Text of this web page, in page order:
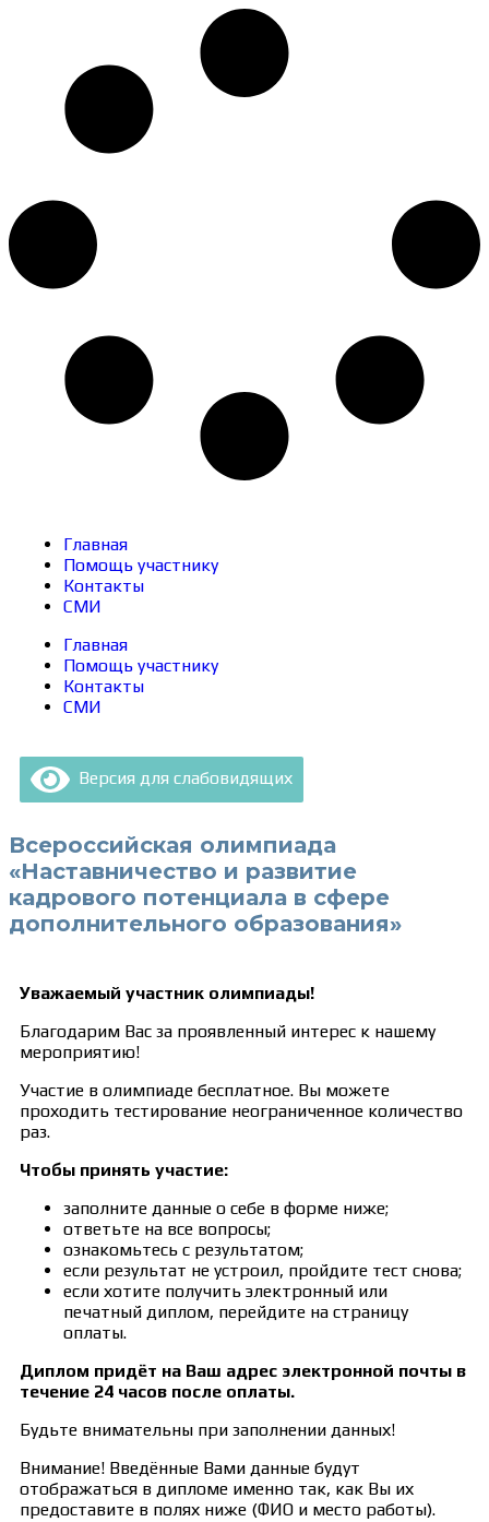
Главная
Помощь участнику
Контакты
СМИ
Главная
Помощь участнику
Контакты
СМИ
Версия для слабовидящих
Всероссийская олимпиада
«Наставничество и развитие
кадрового потенциала в сфере
дополнительного образования»
Уважаемый участник олимпиады!
Благодарим Вас за проявленный интерес к нашему
мероприятию!
Участие в олимпиаде бесплатное. Вы можете
проходить тестирование неограниченное количество
раз.
Чтобы принять участие:
заполните данные о себе в форме ниже;
ответьте на все вопросы;
ознакомьтесь с результатом;
если результат не устроил, пройдите тест снова;
если хотите получить электронный или
печатный диплом, перейдите на страницу
оплаты.
Диплом придёт на Ваш адрес электронной почты в
течение 24 часов после оплаты.
Будьте внимательны при заполнении данных!
Внимание! Введённые Вами данные будут
отображаться в дипломе именно так, как Вы их
предоставите в полях ниже (ФИО и место работы).